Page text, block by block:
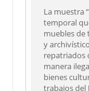
La muestra
temporal
muebles de
y
repatriados
manera
bienes
trabajos del